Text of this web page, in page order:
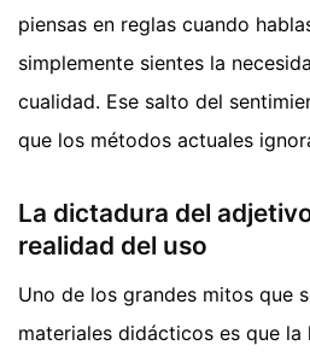
piensas en reglas cuando
simplemente sientes la
cualidad. Ese salto del
que los métodos actuales
La dictadura del
realidad del uso
Uno de los grandes mitos que
materiales didácticos es que